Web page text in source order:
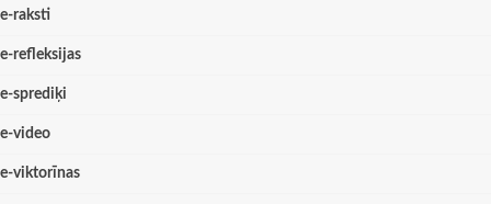
e-raksti
e-refleksijas
e-sprediķi
e-video
e-viktorīnas